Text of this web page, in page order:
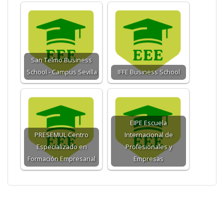
San Telmo Business
School - Campus Sevilla
IFFE Business School
PRESEMUL Centro
Especializado en
Formación Empresarial
EIPE Escuela
Internacional de
Profesionales y
Empresas